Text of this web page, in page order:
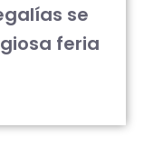
se
feria